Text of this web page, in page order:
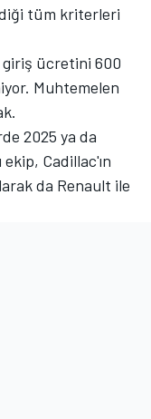
tüm kriterleri
giriş ücretini 600
Muhtemelen
2025 ya da
Cadillac'ın
da Renault ile